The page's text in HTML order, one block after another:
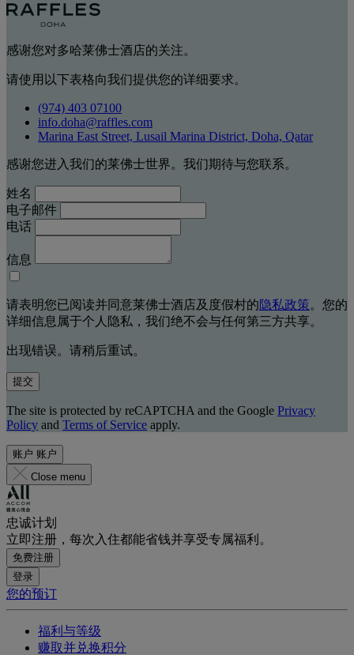
感谢您对多哈莱佛士酒店的关注。
请使用以下表格向我们提供您的详细要求。
(974) 403 07100
info.doha@raffles.com
Marina East Street, Lusail Marina District, Doha, Qatar
感谢您进入我们的莱佛士世界。我们期待与您联系。
姓名
电子邮件
电话
信息
请表明您已阅读并同意莱佛士酒店及度假村的隐私政策。您的
详细信息属于个人隐私，我们绝不会与任何第三方共享。
出现错误。请稍后重试。
提交
The site is protected by reCAPTCHA and the Google Privacy
Policy and Terms of Service apply.
账户 账户
Close menu
忠诚计划
立即注册，每次入住都能省钱并享受专属福利。
免费注册
登录
您的预订
福利与等级
赚取并兑换积分